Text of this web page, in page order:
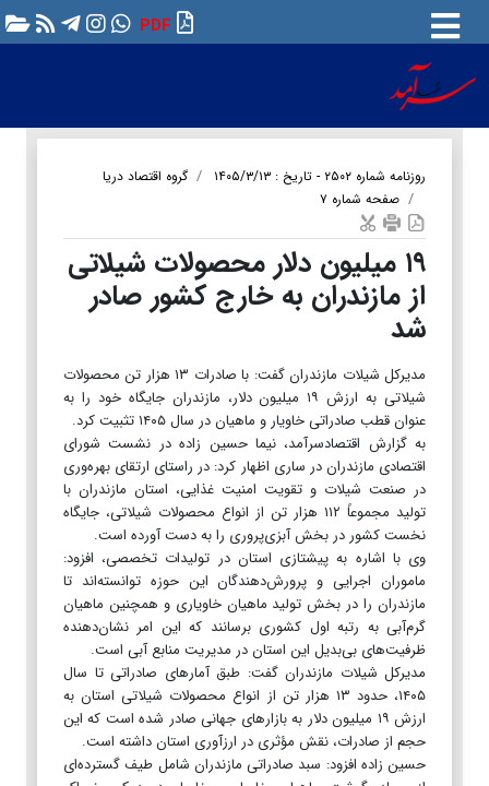
PDF
روزنامه شماره ۲۵۰۲ - تاریخ : ۱۴۰۵/۳/۱۳
گروه اقتصاد دریا
صفحه شماره ۷
۱۹ میلیون دلار محصولات شیلاتی
از مازندران به خارج کشور صادر
شد
مدیرکل شیلات مازندران گفت: با صادرات ۱۳ هزار تن محصولات
شیلاتی به ارزش ۱۹ میلیون دلار، مازندران جایگاه خود را به
عنوان قطب صادراتی خاویار و ماهیان در سال ۱۴۰۵ تثبیت کرد.
به گزارش اقتصادسرآمد، نیما حسین زاده در نشست شورای
اقتصادی مازندران در ساری اظهار کرد: در راستای ارتقای بهره‌وری
در صنعت شیلات و تقویت امنیت غذایی، استان مازندران با
تولید مجموعاً ۱۱۲ هزار تن از انواع محصولات شیلاتی، جایگاه
نخست کشور در بخش آبزی‌پروری را به دست آورده است.
وی با اشاره به پیشتازی استان در تولیدات تخصصی، افزود:
ماموران اجرایی و پرورش‌دهندگان این حوزه توانسته‌اند تا
مازندران را در بخش تولید ماهیان خاویاری و همچنین ماهیان
گرم‌آبی به رتبه اول کشوری برسانند که این امر نشان‌دهنده
ظرفیت‌های بی‌بدیل این استان در مدیریت منابع آبی است.
مدیرکل شیلات مازندران گفت: طبق آمارهای صادراتی تا سال
۱۴۰۵، حدود ۱۳ هزار تن از انواع محصولات شیلاتی استان به
ارزش ۱۹ میلیون دلار به بازارهای جهانی صادر شده است که این
حجم از صادرات، نقش مؤثری در ارزآوری استان داشته است.
حسین زاده افزود: سبد صادراتی مازندران شامل طیف گسترده‌ای